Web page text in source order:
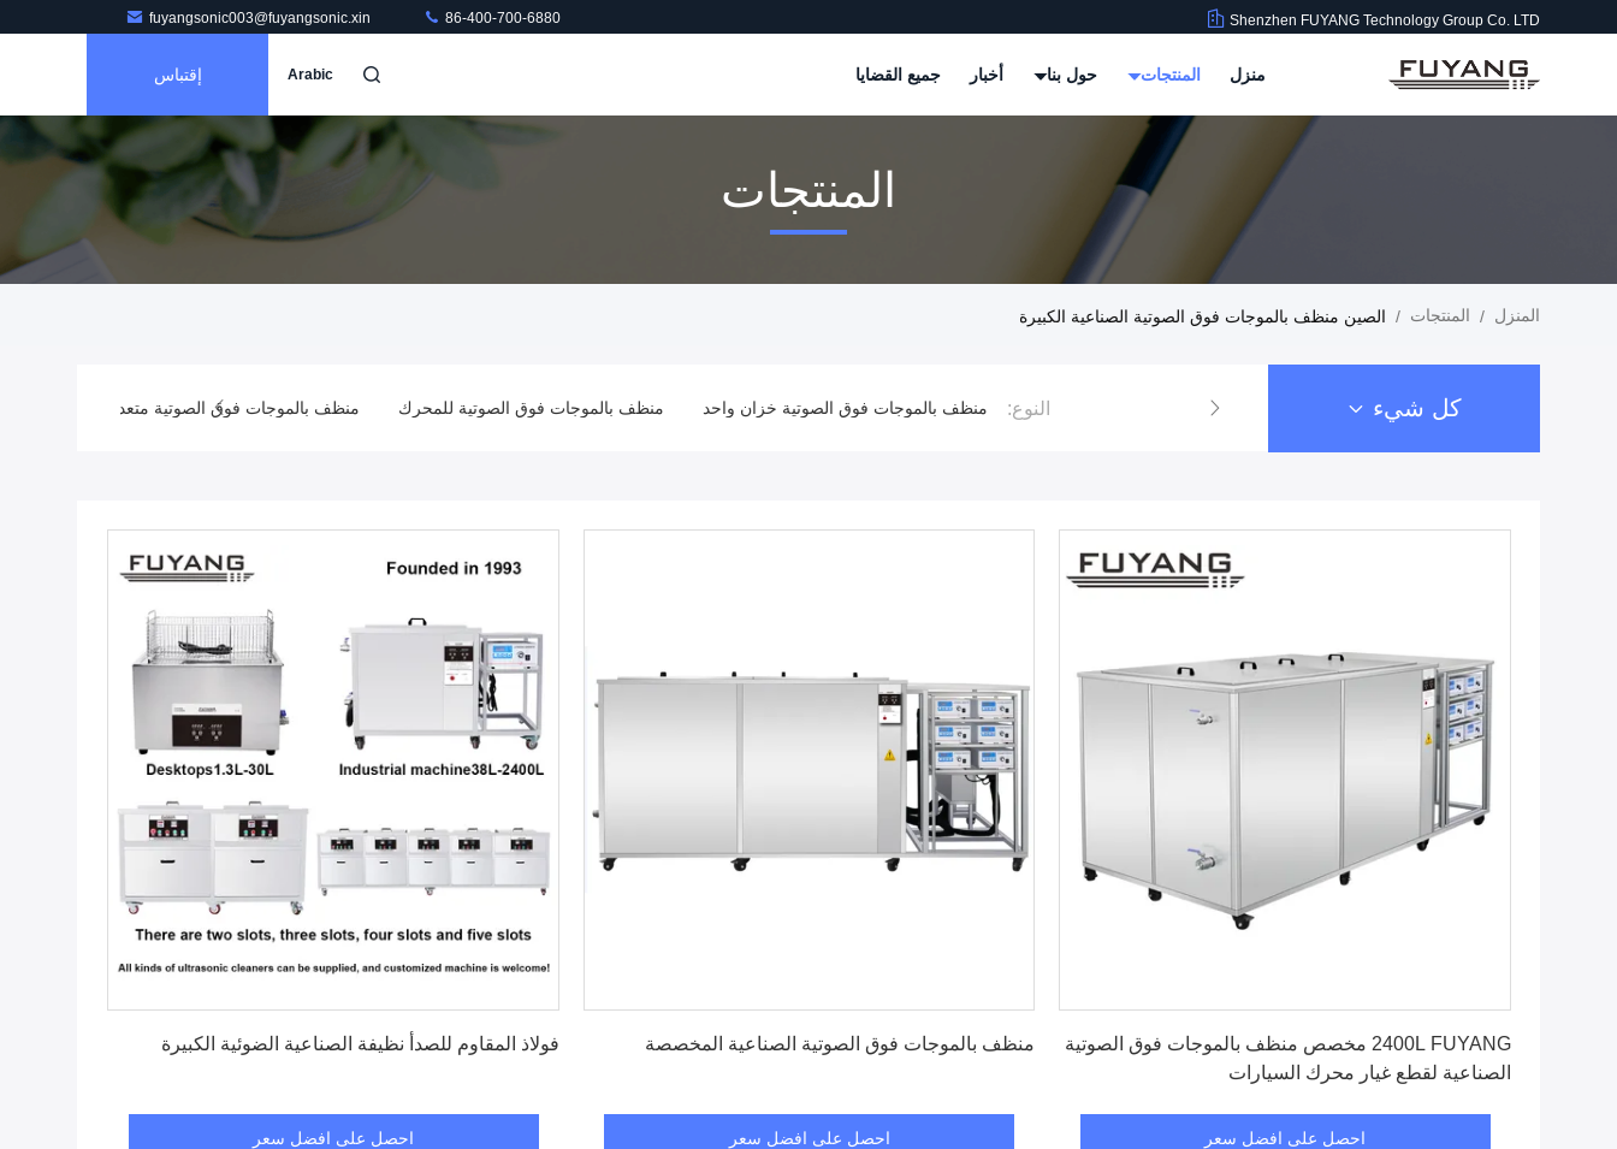
Shenzhen FUYANG Technology Group Co. LTD
fuyangsonic003@fuyangsonic.xin 86-400-700-6880
منزل المنتجات حول بنا أخبار جميع القضايا Arabic إقتباس
المنتجات
المنزل / المنتجات / الصين منظف ​​بالموجات فوق الصوتية الصناعية الكبيرة
كل شيء النوع:منظف ​​بالموجات فوق الصوتية الصناعية الكبيرة منظف ​​بالموجات فوق الصوتية خزان واحد منظف ​​بالموجات فوق الصوتية للمحرك منظف ​​بالموجات فوق الصوتية متعدد الخزانات
2400L FUYANG مخصص منظف بالموجات فوق الصوتية
الصناعية لقطع غيار محرك السيارات
احصل على افضل سعر
منظف بالموجات فوق الصوتية الصناعية المخصصة
احصل على افضل سعر
فولاذ المقاوم للصدأ نظيفة الصناعية الضوئية الكبيرة
احصل على افضل سعر